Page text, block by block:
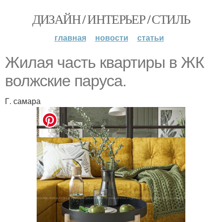
ДИЗАЙН / ИНТЕРЬЕР / СТИЛЬ
главная новости статьи
Жилая часть квартиры в ЖК
волжские паруса.
Г. самара